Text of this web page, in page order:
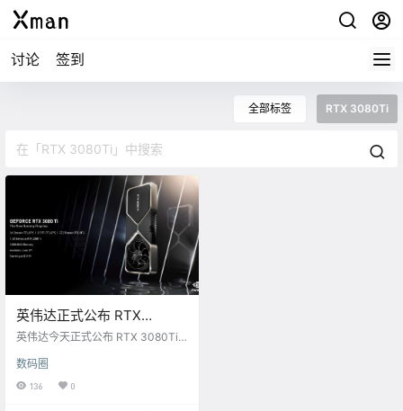
讨论 签到
全部标签 RTX 3080Ti
英伟达正式公布 RTX
3080Ti 和 RTX 3070Ti 显
英伟达今天正式公布 RTX 3080Ti
Ti 售价 1199 美元（约合人民币 763
8 元），6月3日 正式发售。 RTX 3
数码圈
136 0